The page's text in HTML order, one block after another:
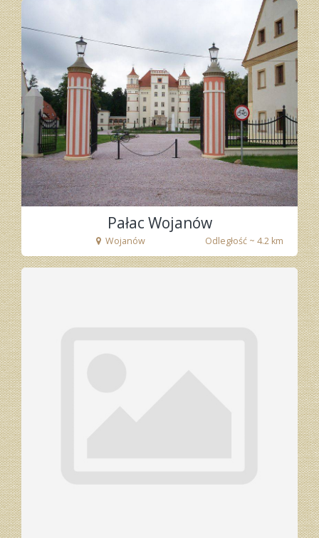
fot. Tenet
Pałac Wojanów
Wojanów Odległość ~ 4.2 km